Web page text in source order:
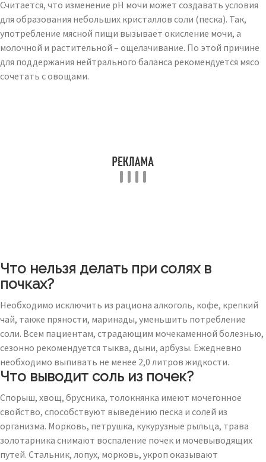
Считается, что изменение рН мочи может создавать условия
для образования небольших кристаллов соли (песка). Так,
употребление мясной пищи вызывает окисление мочи, а
молочной и растительной – ощелачивание. По этой причине
для поддержания нейтрального баланса рекомендуется мясо
сочетать с овощами.
Что нельзя делать при солях в
почках?
Необходимо исключить из рациона алкоголь, кофе, крепкий
чай, также пряности, маринады, уменьшить потребление
соли. Всем пациентам, страдающим мочекаменной болезнью,
сезонно рекомендуется тыква, дыни, арбузы. Ежедневно
необходимо выпивать не менее 2,0 литров жидкости.
Что выводит соль из почек?
Спорыш, хвощ, брусника, толокнянка имеют мочегонное
свойство, способствуют выведению песка и солей из
организма. Морковь, петрушка, кукурузные рыльца, трава
золотарника снимают воспаление почек и мочевыводящих
путей. Стальник, лопух, морковь, укроп оказывают